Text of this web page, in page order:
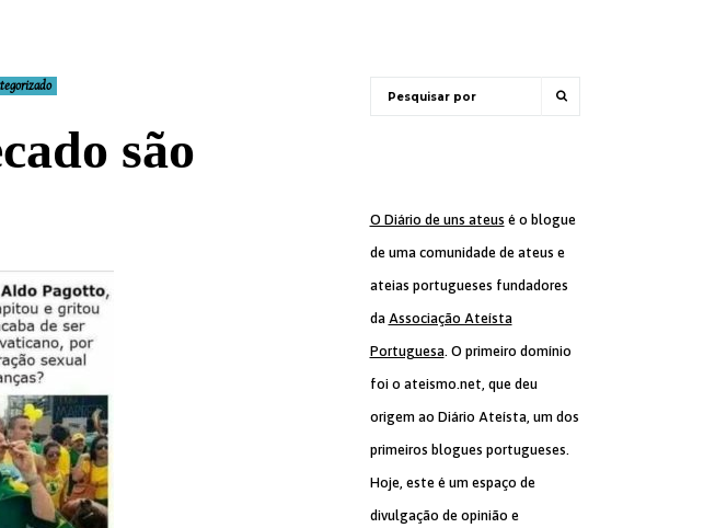
são
O Diário de uns ateus é o blogue
de uma comunidade de ateus e
ateias portugueses fundadores
da Associação Ateísta
Portuguesa. O primeiro domínio
foi o ateismo.net, que deu
origem ao Diário Ateísta, um dos
primeiros blogues portugueses.
Hoje, este é um espaço de
divulgação de opinião e